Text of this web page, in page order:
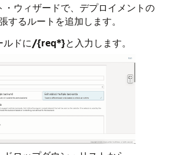
・ウィザードで、デプロイメントの
するルートを追加します。
ルドに/{req*}と入力します。